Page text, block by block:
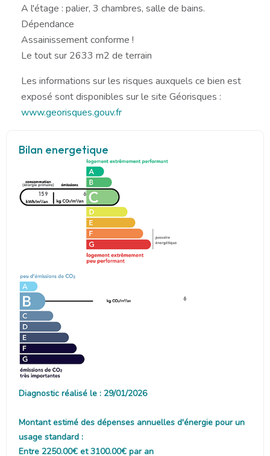
A l'étage : palier, 3 chambres, salle de bains.
Dépendance
Assainissement conforme !
Le tout sur 2633 m2 de terrain
Les informations sur les risques auxquels ce bien est
exposé sont disponibles sur le site Géorisques :
www.georisques.gouv.fr
Bilan energetique
159 6
6
Diagnostic réalisé le : 29/01/2026
Montant estimé des dépenses annuelles d'énergie pour un
usage standard :
Entre 2250.00€ et 3100.00€ par an